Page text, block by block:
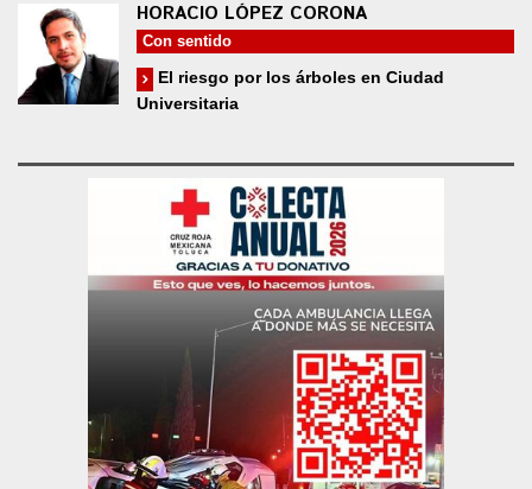
HORACIO LÓPEZ CORONA
Con sentido
El riesgo por los árboles en Ciudad
Universitaria